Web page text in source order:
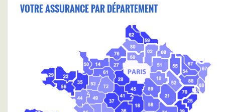
VOTRE ASSURANCE PAR DÉPARTEMENT